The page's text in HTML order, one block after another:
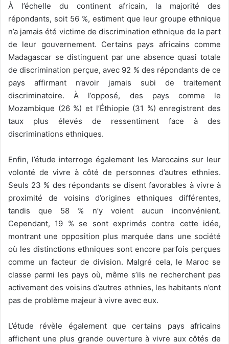
À l’échelle du continent africain, la majorité des
répondants, soit 56 %, estiment que leur groupe ethnique
n’a jamais été victime de discrimination ethnique de la part
de leur gouvernement. Certains pays africains comme
Madagascar se distinguent par une absence quasi totale
de discrimination perçue, avec 92 % des répondants de ce
pays affirmant n’avoir jamais subi de traitement
discriminatoire. À l’opposé, des pays comme le
Mozambique (26 %) et l’Éthiopie (31 %) enregistrent des
taux plus élevés de ressentiment face à des
discriminations ethniques.
Enfin, l’étude interroge également les Marocains sur leur
volonté de vivre à côté de personnes d’autres ethnies.
Seuls 23 % des répondants se disent favorables à vivre à
proximité de voisins d’origines ethniques différentes,
tandis que 58 % n’y voient aucun inconvénient.
Cependant, 19 % se sont exprimés contre cette idée,
montrant une opposition plus marquée dans une société
où les distinctions ethniques sont encore parfois perçues
comme un facteur de division. Malgré cela, le Maroc se
classe parmi les pays où, même s’ils ne recherchent pas
activement des voisins d’autres ethnies, les habitants n’ont
pas de problème majeur à vivre avec eux.
L’étude révèle également que certains pays africains
affichent une plus grande ouverture à vivre aux côtés de